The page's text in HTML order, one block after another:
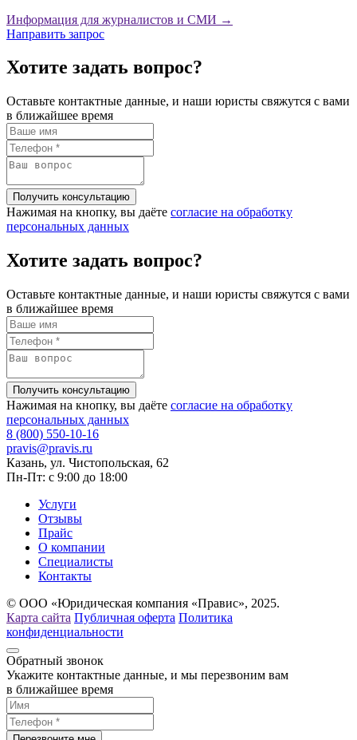
Информация для журналистов и СМИ →
Направить запрос
Хотите задать вопрос?
Оставьте контактные данные, и наши юристы свяжутся с вами
в ближайшее время
Нажимая на кнопку, вы даёте согласие на обработку
персональных данных
Хотите задать вопрос?
Оставьте контактные данные, и наши юристы свяжутся с вами
в ближайшее время
Нажимая на кнопку, вы даёте согласие на обработку
персональных данных
8 (800) 550-10-16
pravis@pravis.ru
Казань, ул. Чистопольская, 62
Пн-Пт: с 9:00 до 18:00
Услуги
Отзывы
Прайс
О компании
Специалисты
Контакты
© ООО «Юридическая компания «Правис», 2025.
Карта сайта Публичная оферта Политика
конфиденциальности
Обратный звонок
Укажите контактные данные, и мы перезвоним вам
в ближайшее время